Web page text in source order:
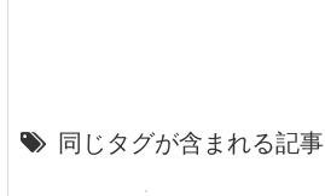
同じタグが含まれる記事